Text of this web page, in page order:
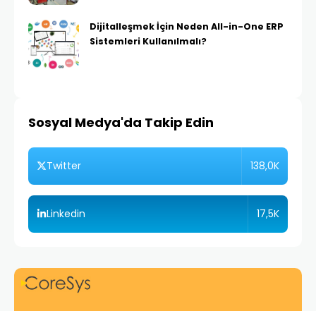
Dijitalleşmek İçin Neden All-in-One ERP
Sistemleri Kullanılmalı?
Sosyal Medya'da Takip Edin
Twitter 138,0K
Linkedin 17,5K